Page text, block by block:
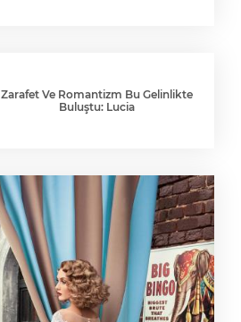
Zarafet Ve Romantizm Bu Gelinlikte
Buluştu: Lucia